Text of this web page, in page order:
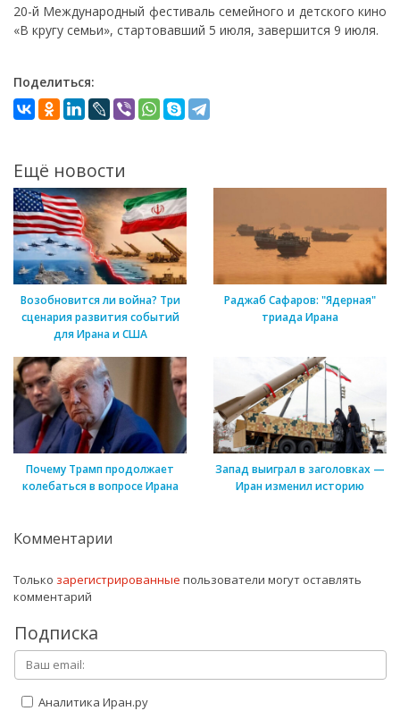
20-й Международный фестиваль семейного и детского кино
«В кругу семьи», стартовавший 5 июля, завершится 9 июля.
Поделиться:
Ещё новости
Возобновится ли война? Три
сценария развития событий
для Ирана и США
Раджаб Сафаров: "Ядерная"
триада Ирана
Почему Трамп продолжает
колебаться в вопросе Ирана
Запад выиграл в заголовках —
Иран изменил историю
Комментарии
Только зарегистрированные пользователи могут оставлять
комментарий
Подписка
Аналитика Иран.ру